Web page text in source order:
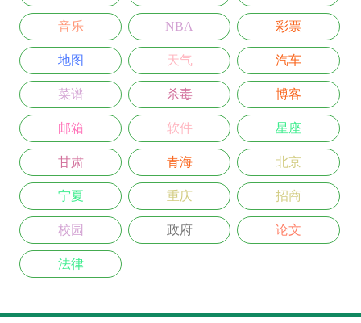
音乐 NBA 彩票
地图 天气 汽车
菜谱 杀毒 博客
邮箱 软件 星座
甘肃 青海 北京
宁夏 重庆 招商
校园 政府 论文
法律